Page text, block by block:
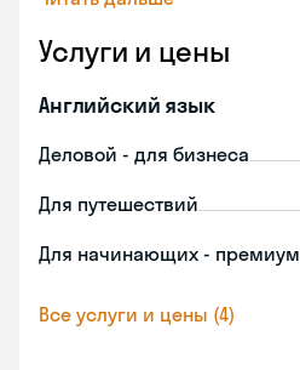
Услуги и цены
Английский язык
Деловой - для бизнеса
Для путешествий
Для начинающих - премиум
Все услуги и цены (4)